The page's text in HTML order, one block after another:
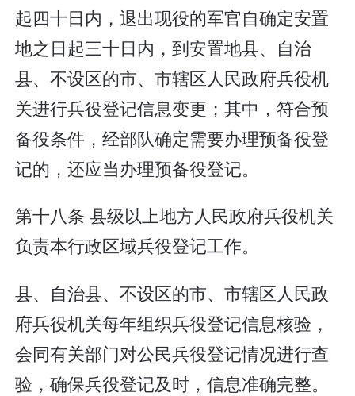
起四十日内，退出现役的军官自确定安置
地之日起三十日内，到安置地县、自治
县、不设区的市、市辖区人民政府兵役机
关进行兵役登记信息变更；其中，符合预
备役条件，经部队确定需要办理预备役登
记的，还应当办理预备役登记。
第十八条 县级以上地方人民政府兵役机关
负责本行政区域兵役登记工作。
县、自治县、不设区的市、市辖区人民政
府兵役机关每年组织兵役登记信息核验，
会同有关部门对公民兵役登记情况进行查
验，确保兵役登记及时，信息准确完整。